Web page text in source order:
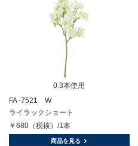
0.3本使用
FA -7521 W
ライラックショート
￥680（税抜）/1本
商品を見る